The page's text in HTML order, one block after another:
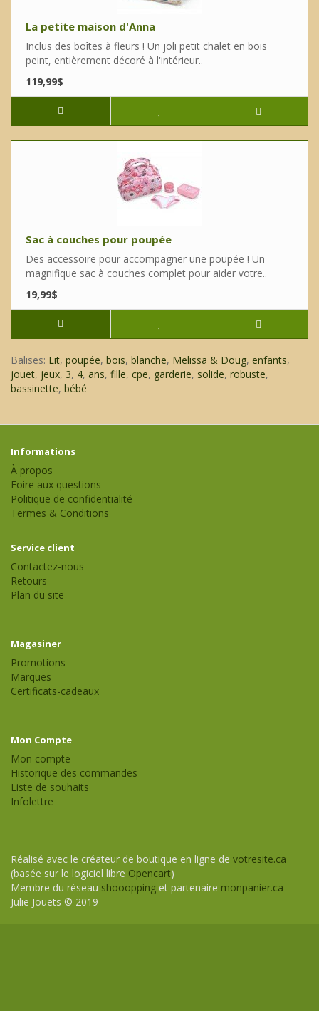
La petite maison d'Anna
Inclus des boîtes à fleurs ! Un joli petit chalet en bois
peint, entièrement décoré à l'intérieur..
119,99$
Sac à couches pour poupée
Des accessoire pour accompagner une poupée ! Un
magnifique sac à couches complet pour aider votre..
19,99$
Balises: Lit, poupée, bois, blanche, Melissa & Doug, enfants,
jouet, jeux, 3, 4, ans, fille, cpe, garderie, solide, robuste,
bassinette, bébé
Informations
À propos
Foire aux questions
Politique de confidentialité
Termes & Conditions
Service client
Contactez-nous
Retours
Plan du site
Magasiner
Promotions
Marques
Certificats-cadeaux
Mon Compte
Mon compte
Historique des commandes
Liste de souhaits
Infolettre
Réalisé avec le créateur de boutique en ligne de votresite.ca
(basée sur le logiciel libre Opencart)
Membre du réseau shooopping et partenaire monpanier.ca
Julie Jouets © 2019